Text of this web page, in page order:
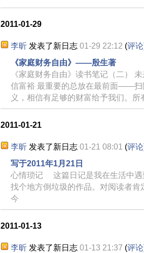
2011-01-29
李昕 发表了新日志 01-29 22:12 (评论
《家庭财务自由》——殷生著
《家庭财务自由》读书笔记（二）
信富裕 最重要的总放在最前面——扫
义，相信有足够的财富给予我们。所
2011-01-21
李昕 发表了新日志 01-21 08:01 (评论
写于2011年1月21日
心情琐记 这篇日记是我在生活中遇
找个地方倒垃圾的作品。对阅读者
今
2011-01-13
李昕 发表了新日志 01-13 21:37 (评论